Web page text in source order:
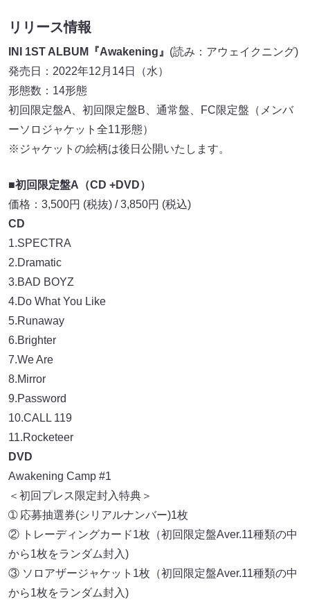
リリース情報
INI 1ST ALBUM『Awakening』 (読み：アウェイクニング)
発売日：2022年12月14日（水）
形態数：14形態
初回限定盤A、初回限定盤B、通常盤、FC限定盤（メンバ
ーソロジャケット全11形態）
※ジャケットの絵柄は後日公開いたします。
■初回限定盤A（CD +DVD）
価格：3,500円 (税抜) / 3,850円 (税込)
CD
1.SPECTRA
2.Dramatic
3.BAD BOYZ
4.Do What You Like
5.Runaway
6.Brighter
7.We Are
8.Mirror
9.Password
10.CALL 119
11.Rocketeer
DVD
Awakening Camp #1
＜初回プレス限定封入特典＞
➀ 応募抽選券(シリアルナンバー)1枚
② トレーディングカード1枚（初回限定盤Aver.11種類の中
から1枚をランダム封入)
③ ソロアザージャケット1枚（初回限定盤Aver.11種類の中
から1枚をランダム封入)